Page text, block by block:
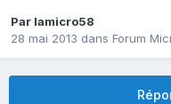
Par lamicro58
28 mai 2013 dans Forum